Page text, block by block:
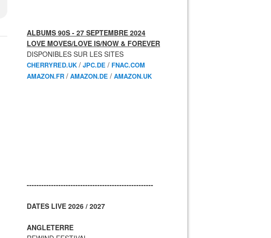
ALBUMS 90S - 27 SEPTEMBRE 2024
LOVE MOVES/LOVE IS/NOW & FOREVER
DISPONIBLES SUR LES SITES
CHERRYRED.UK / JPC.DE / FNAC.COM
AMAZON.FR / AMAZON.DE / AMAZON.UK
----------------------------------------------------
DATES LIVE 2026 / 2027
ANGLETERRE